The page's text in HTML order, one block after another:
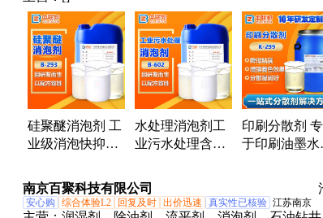
硅聚醚消泡剂 工
业级消泡快抑泡
稳定 样品免费试
水处理消泡剂工
业污水处理含硅
温酸碱源头厂家
直 销
印刷分散剂
于印刷油墨水
粘防沉淀厂家
货
南京百聚科技有限公司
安心购 综合体验L2 回复及时 出价迅速 真实性已核验 江苏南京